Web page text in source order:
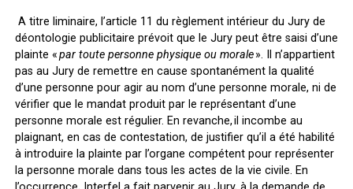
A titre liminaire, l’article 11 du règlement intérieur du Jury de
déontologie publicitaire prévoit que le Jury peut être saisi d’une
plainte «par toute personne physique ou morale». Il n’appartient
pas au Jury de remettre en cause spontanément la qualité
d’une personne pour agir au nom d’une personne morale, ni de
vérifier que le mandat produit par le représentant d’une
personne morale est régulier. En revanche, il incombe au
plaignant, en cas de contestation, de justifier qu’il a été habilité
à introduire la plainte par l’organe compétent pour représenter
la personne morale dans tous les actes de la vie civile. En